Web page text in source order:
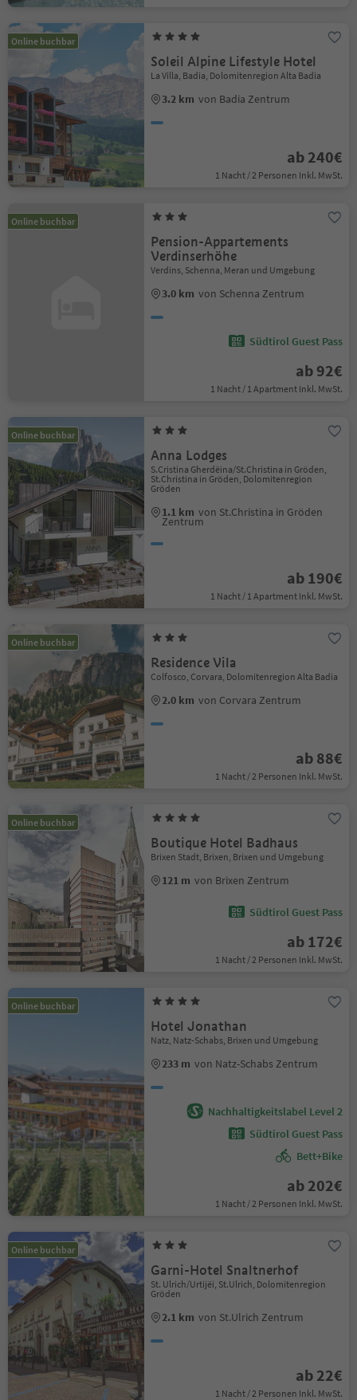
Online buchbar
Soleil Alpine Lifestyle Hotel
La Villa, Badia, Dolomitenregion Alta Badia
3.2 km von Badia Zentrum
ab 240€
1 Nacht / 2 Personen Inkl. MwSt.
Online buchbar
Pension-Appartements
Verdinserhöhe
Verdins, Schenna, Meran und Umgebung
3.0 km von Schenna Zentrum
Südtirol Guest Pass
ab 92€
1 Nacht / 1 Apartment Inkl. MwSt.
Online buchbar
Anna Lodges
S.Cristina Gherdëina/St.Christina in Gröden,
St.Christina in Gröden, Dolomitenregion
Gröden
1.1 km von St.Christina in Gröden
Zentrum
ab 190€
1 Nacht / 1 Apartment Inkl. MwSt.
Online buchbar
Residence Vila
Colfosco, Corvara, Dolomitenregion Alta Badia
2.0 km von Corvara Zentrum
ab 88€
1 Nacht / 2 Personen Inkl. MwSt.
Online buchbar
Boutique Hotel Badhaus
Brixen Stadt, Brixen, Brixen und Umgebung
121 m von Brixen Zentrum
Südtirol Guest Pass
ab 172€
1 Nacht / 2 Personen Inkl. MwSt.
Online buchbar
Hotel Jonathan
Natz, Natz-Schabs, Brixen und Umgebung
233 m von Natz-Schabs Zentrum
Nachhaltigkeitslabel Level 2
Südtirol Guest Pass
Bett+Bike
ab 202€
1 Nacht / 2 Personen Inkl. MwSt.
Online buchbar
Garni-Hotel Snaltnerhof
St. Ulrich/Urtijëi, St.Ulrich, Dolomitenregion
Gröden
2.1 km von St.Ulrich Zentrum
ab 22€
1 Nacht / 2 Personen Inkl. MwSt.